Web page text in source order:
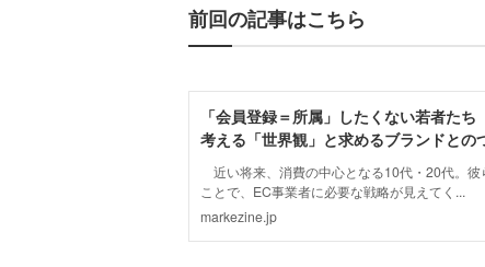
前回の記事はこちら